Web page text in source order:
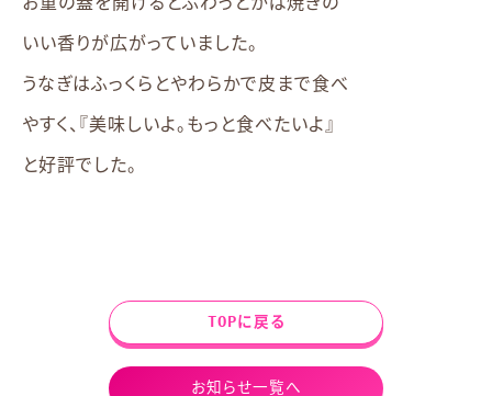
いい香りが広がっていました。
うなぎはふっくらとやわらかで皮まで食べ
やすく、『美味しいよ。もっと食べたいよ』
と好評でした。
TOPに戻る
お知らせ一覧へ